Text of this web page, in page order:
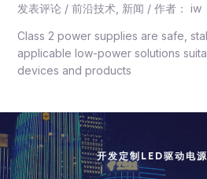
发表评论 / 前沿技术, 新闻 / 作者： iw
Class 2 power supplies are safe,
applicable low-power solutions
devices and products
开发定制LED驱动电